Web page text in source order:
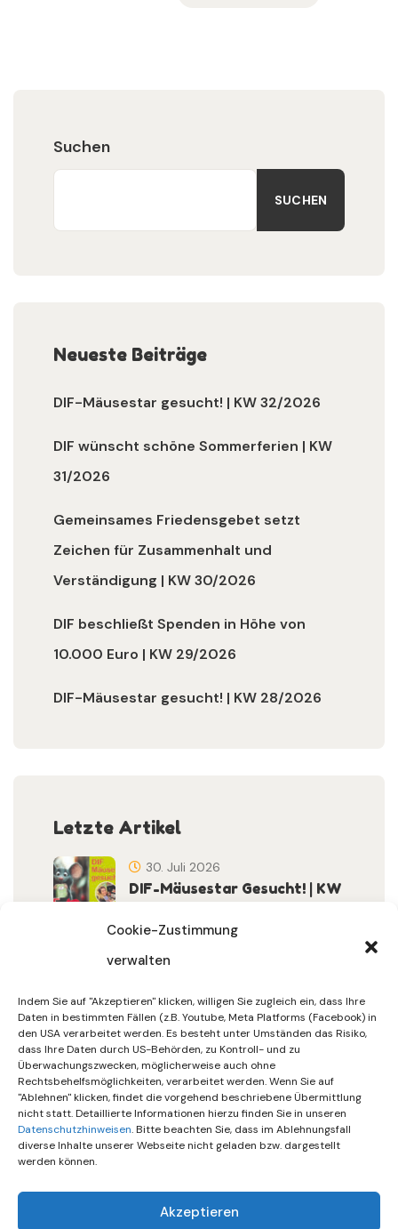
Cookie-Zustimmung
verwalten
Indem Sie auf "Akzeptieren" klicken, willigen Sie zugleich ein, dass Ihre
Daten in bestimmten Fällen (z.B. Youtube, Meta Platforms (Facebook) in
den USA verarbeitet werden. Es besteht unter Umständen das Risiko,
dass Ihre Daten durch US-Behörden, zu Kontroll- und zu
Überwachungszwecken, möglicherweise auch ohne
Rechtsbehelfsmöglichkeiten, verarbeitet werden. Wenn Sie auf
"Ablehnen" klicken, findet die vorgehend beschriebene Übermittlung
nicht statt. Detaillierte Informationen hierzu finden Sie in unseren
Datenschutzhinweisen. Bitte beachten Sie, dass im Ablehnungsfall
diverse Inhalte unserer Webseite nicht geladen bzw. dargestellt
werden können.
Akzeptieren
Suchen
SUCHEN
Neueste Beiträge
DIF-Mäusestar gesucht! | KW 32/2026
DIF wünscht schöne Sommerferien | KW
31/2026
Gemeinsames Friedensgebet setzt
Zeichen für Zusammenhalt und
Verständigung | KW 30/2026
DIF beschließt Spenden in Höhe von
10.000 Euro | KW 29/2026
DIF-Mäusestar gesucht! | KW 28/2026
Letzte Artikel
DIF-Mäusestar Gesucht! | KW
30. Juli 2026
Sommerferien | KW 31/…
30. Juli 2026
Gemeinsames Friedensgebet
Setzt Zeichen …
15. Juli 2026